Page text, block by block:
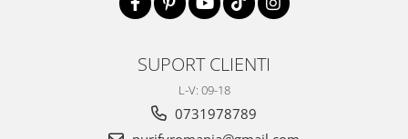
SUPORT CLIENTI
L-V: 09-18
0731978789